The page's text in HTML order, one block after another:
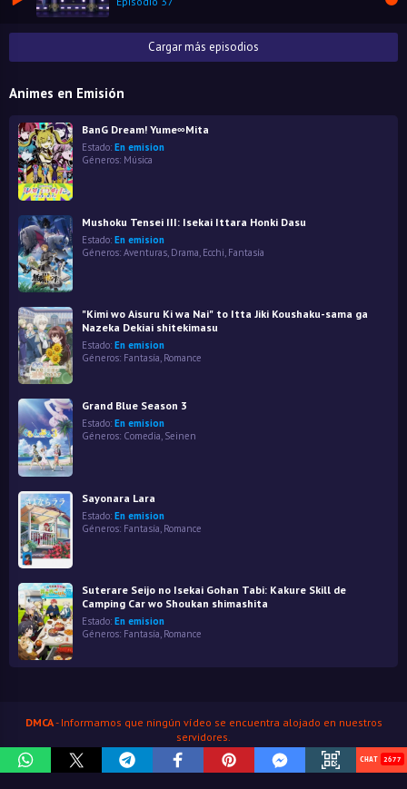
Cargar más episodios
Animes en Emisión
BanG Dream! Yume∞Mita
Estado: En emision
Géneros: Música
Mushoku Tensei III: Isekai Ittara Honki Dasu
Estado: En emision
Géneros: Aventuras Drama Ecchi Fantasía
"Kimi wo Aisuru Ki wa Nai" to Itta Jiki Koushaku-sama ga
Nazeka Dekiai shitekimasu
Estado: En emision
Géneros: Fantasía, Romance
Grand Blue Season 3
Estado: En emision
Géneros: Comedia, Seinen
Sayonara Lara
Estado: En emision
Géneros: Fantasía Romance
Suterare Seijo no Isekai Gohan Tabi: Kakure Skill de
Camping Car wo Shoukan shimashita
Estado: En emision
Géneros: Fantasía, Romance
DMCA- Informamos que ningún vídeo se encuentra alojado en nuestros
servidores.
HenaoJara© Copyright 2026
2677